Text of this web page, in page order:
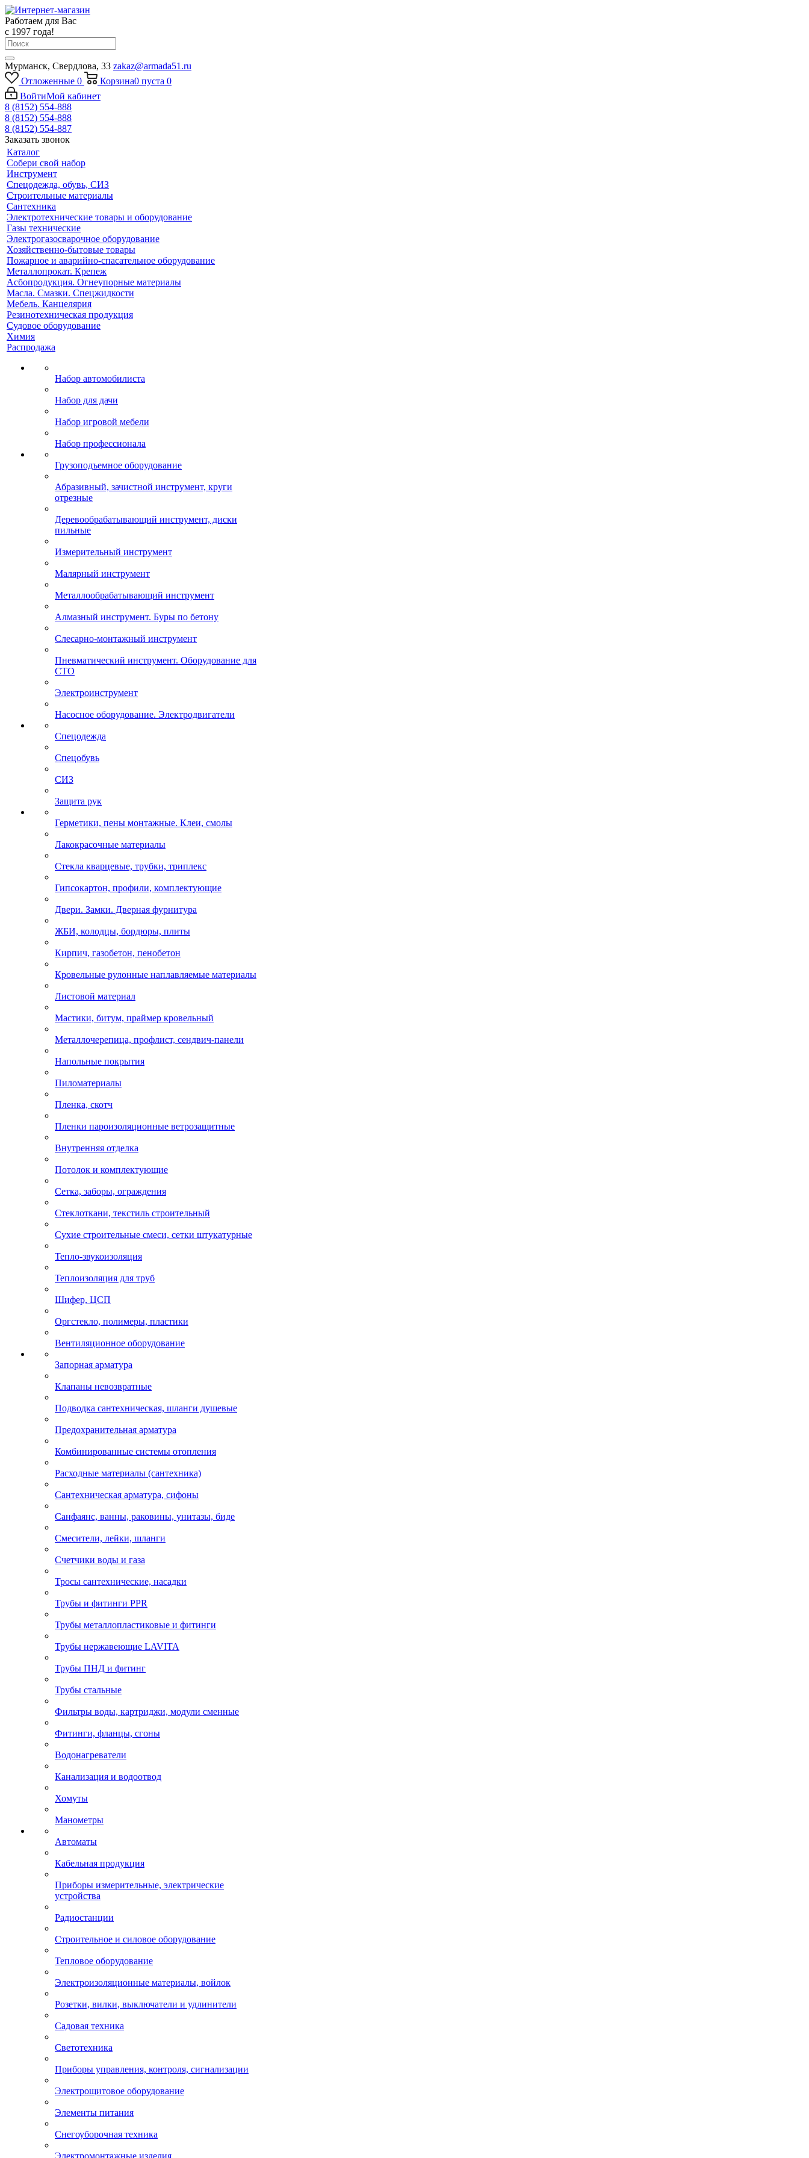
Работаем для Вас
с 1997 года!
Мурманск, Свердлова, 33 zakaz@armada51.ru
Отложенные 0 Корзина0 пуста 0
ВойтиМой кабинет
8 (8152) 554-888
8 (8152) 554-888
8 (8152) 554-887
Заказать звонок
Каталог
Собери свой набор
Инструмент
Спецодежда, обувь, СИЗ
Строительные материалы
Сантехника
Электротехнические товары и оборудование
Газы технические
Электрогазосварочное оборудование
Хозяйственно-бытовые товары
Пожарное и аварийно-спасательное оборудование
Металлопрокат. Крепеж
Асбопродукция. Огнеупорные материалы
Масла. Смазки. Спецжидкости
Мебель. Канцелярия
Резинотехническая продукция
Судовое оборудование
Химия
Распродажа
Набор автомобилиста
Набор для дачи
Набор игровой мебели
Набор профессионала
Грузоподъемное оборудование
Абразивный, зачистной инструмент, круги
отрезные
Деревообрабатывающий инструмент, диски
пильные
Измерительный инструмент
Малярный инструмент
Металлообрабатывающий инструмент
Алмазный инструмент. Буры по бетону
Слесарно-монтажный инструмент
Пневматический инструмент. Оборудование для
СТО
Электроинструмент
Насосное оборудование. Электродвигатели
Спецодежда
Спецобувь
СИЗ
Защита рук
Герметики, пены монтажные. Клеи, смолы
Лакокрасочные материалы
Стекла кварцевые, трубки, триплекс
Гипсокартон, профили, комплектующие
Двери. Замки. Дверная фурнитура
ЖБИ, колодцы, бордюры, плиты
Кирпич, газобетон, пенобетон
Кровельные рулонные наплавляемые материалы
Листовой материал
Мастики, битум, праймер кровельный
Металлочерепица, профлист, сендвич-панели
Напольные покрытия
Пиломатериалы
Пленка, скотч
Пленки пароизоляционные ветрозащитные
Внутренняя отделка
Потолок и комплектующие
Сетка, заборы, ограждения
Стеклоткани, текстиль строительный
Сухие строительные смеси, сетки штукатурные
Тепло-звукоизоляция
Теплоизоляция для труб
Шифер, ЦСП
Оргстекло, полимеры, пластики
Вентиляционное оборудование
Запорная арматура
Клапаны невозвратные
Подводка сантехническая, шланги душевые
Предохранительная арматура
Комбинированные системы отопления
Расходные материалы (сантехника)
Сантехническая арматура, сифоны
Санфаянс, ванны, раковины, унитазы, биде
Смесители, лейки, шланги
Счетчики воды и газа
Тросы сантехнические, насадки
Трубы и фитинги PPR
Трубы металлопластиковые и фитинги
Трубы нержавеющие LAVITA
Трубы ПНД и фитинг
Трубы стальные
Фильтры воды, картриджи, модули сменные
Фитинги, фланцы, сгоны
Водонагреватели
Канализация и водоотвод
Хомуты
Манометры
Автоматы
Кабельная продукция
Приборы измерительные, электрические
устройства
Радиостанции
Строительное и силовое оборудование
Тепловое оборудование
Электроизоляционные материалы, войлок
Розетки, вилки, выключатели и удлинители
Садовая техника
Светотехника
Приборы управления, контроля, сигнализации
Электрощитовое оборудование
Элементы питания
Снегоуборочная техника
Электромонтажные изделия